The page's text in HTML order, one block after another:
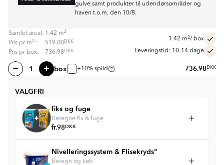
gulve samt produkter til udendørsområder og
haven t.o.m. den 10/8.
Samlet areal: 1.42 m 2
Pris pr m 2 : 519.00DKK
Pris pr box: 736.98 DKK
1.42 m2/ box
Leveringstid: 10-14 dage
box +10% spild 736.98 DKK
VALGFRI
fiks og fuge
Beregne fix & fuge
fr.98DKK
Nivelleringssystem & Flisekryds"
Beregn og køb